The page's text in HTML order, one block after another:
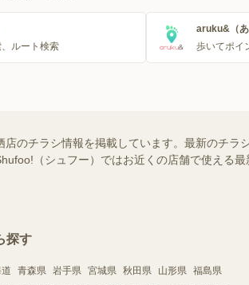
ルート検索
aruku&（あ
歩いてポイ
店のチラシ情報を掲載しています。最新のチ
（シュフー）ではお近くの店舗で使える
探す
青森県 岩手県 宮城県 秋田県 山形県 福島県